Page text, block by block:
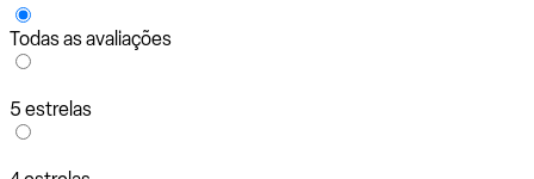
Todas as avaliações
5 estrelas